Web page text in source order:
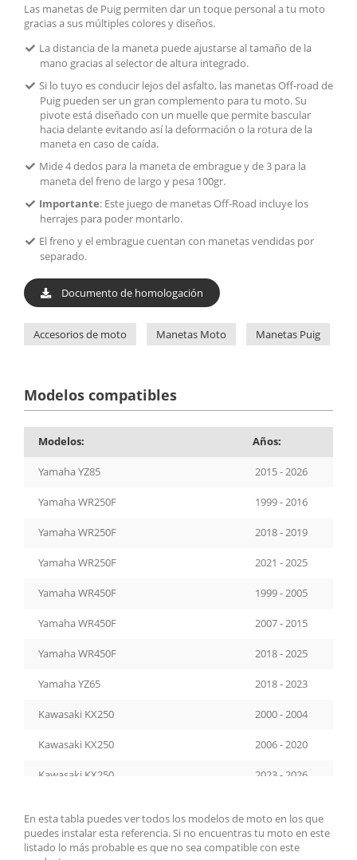
Las manetas de Puig permiten dar un toque personal a tu moto
gracias a sus múltiples colores y diseños.
La distancia de la maneta puede ajustarse al tamaño de la
mano gracias al selector de altura integrado.
Si lo tuyo es conducir lejos del asfalto, las manetas Off-road de
Puig pueden ser un gran complemento para tu moto. Su
pivote está diseñado con un muelle que permite bascular
hacia delante evitando así la deformación o la rotura de la
maneta en caso de caída.
Mide 4 dedos para la maneta de embrague y de 3 para la
maneta del freno de largo y pesa 100gr.
Importante: Este juego de manetas Off-Road incluye los
herrajes para poder montarlo.
El freno y el embrague cuentan con manetas vendidas por
separado.
Documento de homologación
Accesorios de moto Manetas Moto Manetas Puig
Modelos compatibles
Modelos: Años:
Yamaha YZ85 2015 - 2026
Yamaha WR250F 1999 - 2016
Yamaha WR250F 2018 - 2019
Yamaha WR250F 2021 - 2025
Yamaha WR450F 1999 - 2005
Yamaha WR450F 2007 - 2015
Yamaha WR450F 2018 - 2025
Yamaha YZ65 2018 - 2023
Kawasaki KX250 2000 - 2004
Kawasaki KX250 2006 - 2020
Kawasaki KX250 2023 - 2026
Kawasaki KX250F 2019 - 2024
En esta tabla puedes ver todos los modelos de moto en los que
puedes instalar esta referencia. Si no encuentras tu moto en este
listado lo más probable es que no sea compatible con este